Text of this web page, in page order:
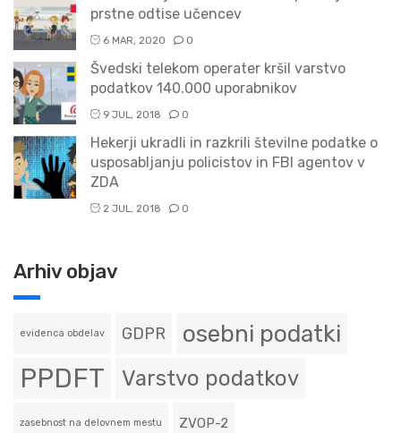
prstne odtise učencev
6 MAR, 2020 0
Švedski telekom operater kršil varstvo
podatkov 140.000 uporabnikov
9 JUL, 2018 0
Hekerji ukradli in razkrili številne podatke o
usposabljanju policistov in FBI agentov v
ZDA
2 JUL, 2018 0
Arhiv objav
evidenca obdelav GDPR osebni podatki
PPDFT Varstvo podatkov
zasebnost na delovnem mestu ZVOP-2